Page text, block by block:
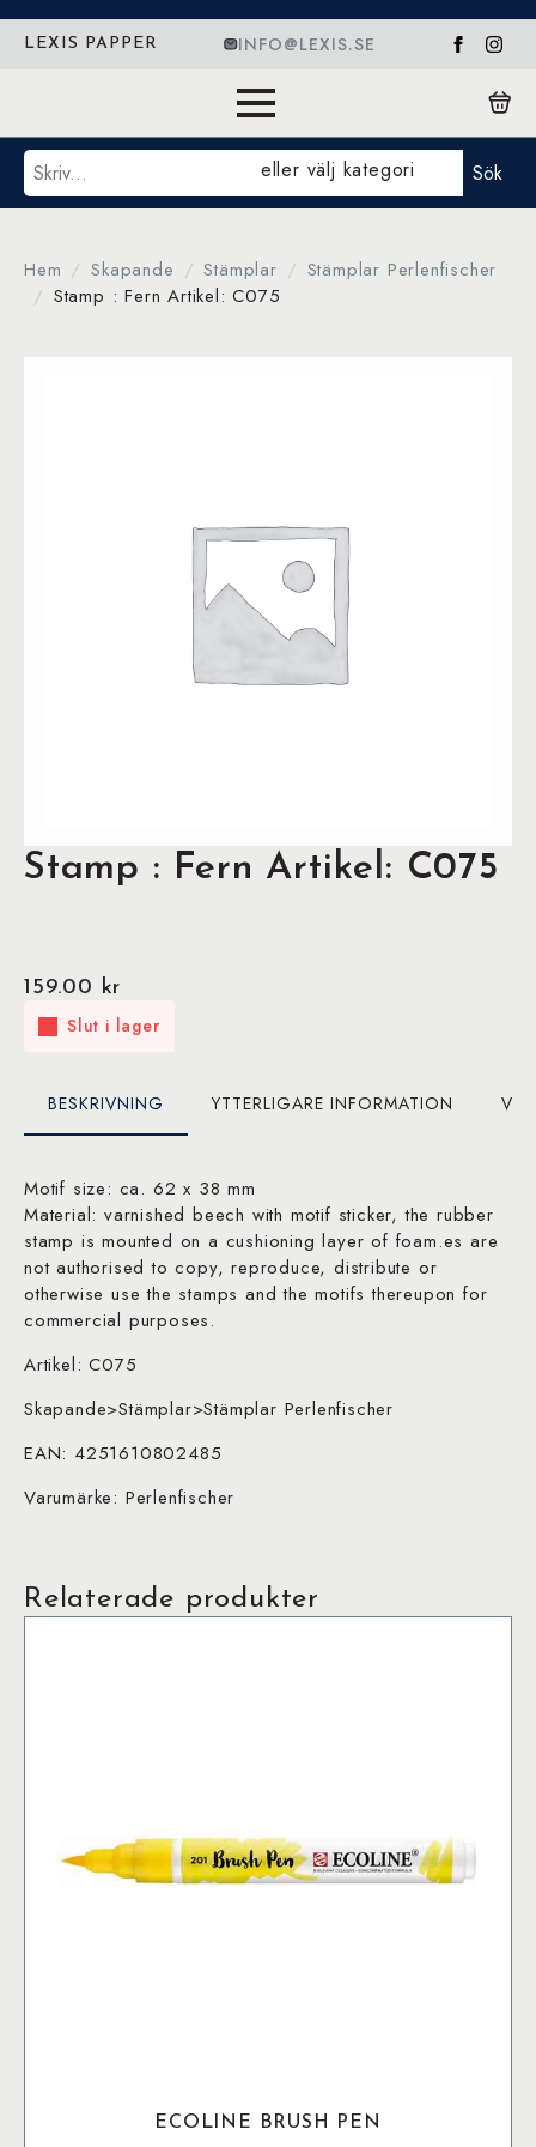
LEXIS PAPPER INFO@LEXIS.SE
Sök eller välj kategori Sök
Hem Skapande Stämplar
Stämplar Perlenfischer
Stamp : Fern Artikel: C075
Stamp : Fern Artikel: C075
159.00 kr
Slut i lager
BESKRIVNING YTTERLIGARE INFORMATION
Motif size: ca. 62 x 38 mm
Material: varnished beech with motif sticker, the rubber
stamp is mounted on a cushioning layer of foam.es are
not authorised to copy, reproduce, distribute or
otherwise use the stamps and the motifs thereupon for
commercial purposes.
Artikel: C075
Skapande>Stämplar>Stämplar Perlenfischer
EAN: 4251610802485
Varumärke: Perlenfischer
Relaterade produkter
ECOLINE BRUSH PEN